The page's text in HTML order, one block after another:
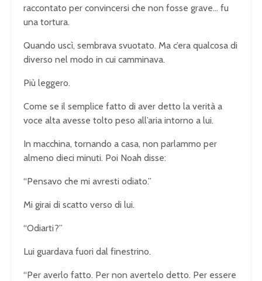
raccontato per convincersi che non fosse grave… fu
una tortura.
Quando uscì, sembrava svuotato. Ma c’era qualcosa di
diverso nel modo in cui camminava.
Più leggero.
Come se il semplice fatto di aver detto la verità a
voce alta avesse tolto peso all’aria intorno a lui.
In macchina, tornando a casa, non parlammo per
almeno dieci minuti. Poi Noah disse:
“Pensavo che mi avresti odiato.”
Mi girai di scatto verso di lui.
“Odiarti?”
Lui guardava fuori dal finestrino.
“Per averlo fatto. Per non avertelo detto. Per essere